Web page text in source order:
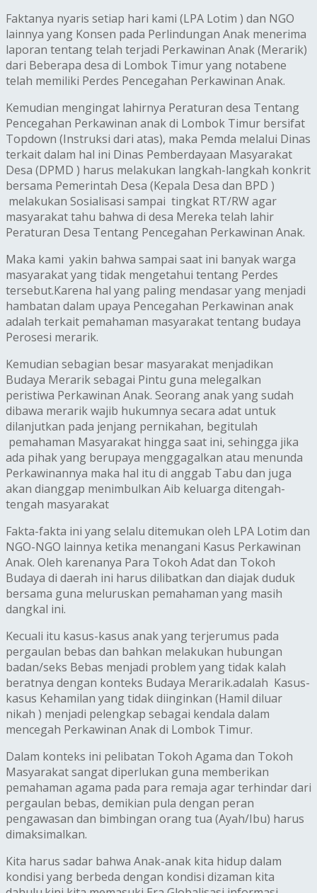
Faktanya nyaris setiap hari kami (LPA Lotim ) dan NGO
lainnya yang Konsen pada Perlindungan Anak menerima
laporan tentang telah terjadi Perkawinan Anak (Merarik)
dari Beberapa desa di Lombok Timur yang notabene
telah memiliki Perdes Pencegahan Perkawinan Anak.
Kemudian ‎mengingat lahirnya Peraturan desa Tentang
Pencegahan Perkawinan anak di Lombok Timur bersifat
Topdown (Instruksi dari atas), maka Pemda melalui Dinas
terkait dalam hal ini Dinas Pemberdayaan Masyarakat
Desa (DPMD ) harus melakukan langkah-langkah konkrit
bersama Pemerintah Desa (Kepala Desa dan BPD )
melakukan Sosialisasi sampai tingkat RT/RW agar
masyarakat tahu bahwa di desa Mereka telah lahir
Peraturan Desa Tentang Pencegahan Perkawinan Anak.
Maka kami yakin bahwa sampai saat ini banyak warga
masyarakat yang tidak mengetahui tentang Perdes
tersebut.Karena ‎hal yang paling mendasar yang menjadi
hambatan dalam upaya Pencegahan Perkawinan anak
adalah terkait pemahaman masyarakat tentang budaya
Perosesi merarik.
Kemudian sebagian besar masyarakat menjadikan
Budaya Merarik sebagai Pintu guna melegalkan
peristiwa Perkawinan Anak. Seorang anak yang sudah
dibawa merarik wajib hukumnya secara adat untuk
dilanjutkan pada jenjang pernikahan, begitulah
pemahaman Masyarakat hingga saat ini, sehingga jika
ada pihak yang berupaya menggagalkan atau menunda
Perkawinannya maka hal itu di anggab Tabu dan juga
akan dianggap menimbulkan Aib keluarga ditengah-
tengah masyarakat
Fakta-fakta ini yang selalu ditemukan oleh LPA Lotim dan
NGO-NGO lainnya ketika menangani Kasus Perkawinan
Anak. Oleh karenanya Para Tokoh Adat dan Tokoh
Budaya di daerah ini harus dilibatkan dan diajak duduk
bersama guna meluruskan pemahaman yang masih
dangkal ini.
Kecuali itu kasus-kasus anak yang terjerumus pada
pergaulan bebas dan bahkan melakukan hubungan
badan/seks Bebas menjadi problem yang tidak kalah
beratnya dengan konteks Budaya Merarik.adalah Kasus-
kasus Kehamilan yang tidak diinginkan (Hamil diluar
nikah ) menjadi pelengkap sebagai kendala dalam
mencegah Perkawinan Anak di Lombok Timur.
Dalam konteks ini pelibatan Tokoh Agama dan Tokoh
Masyarakat sangat diperlukan guna memberikan
pemahaman agama pada para remaja agar terhindar dari
pergaulan bebas, demikian pula dengan peran
pengawasan dan bimbingan orang tua (Ayah/Ibu) harus
dimaksimalkan.
Kita harus sadar bahwa Anak-anak kita hidup dalam
kondisi yang berbeda dengan kondisi dizaman kita